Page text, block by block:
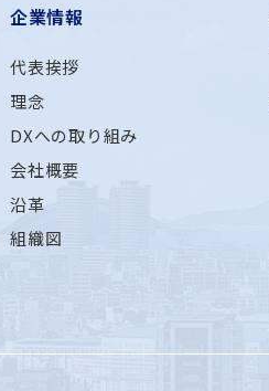
企業情報
代表挨拶
理念
DXへの取り組み
会社概要
沿革
組織図